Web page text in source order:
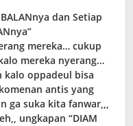
dan Setiap
mereka… cukup
mereka nyerang…
kalo oppadeul bisa
antis yang
ga suka kita fanwar,,,
ungkapan “DIAM